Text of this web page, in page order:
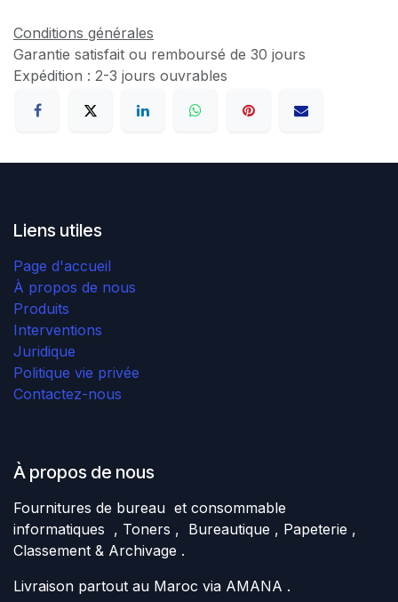
Conditions générales
Garantie satisfait ou remboursé de 30 jours
Expédition : 2-3 jours ouvrables
Liens utiles
Page d'accueil
À propos de nous
Produits
Interventions
Juridique
Politique vie privée
Contactez-nous
À propos de nous
Fournitures de bureau et consommable
informatiques , Toners , Bureautique , Papeterie ,
Classement & Archivage .
Livraison partout au Maroc via AMANA .